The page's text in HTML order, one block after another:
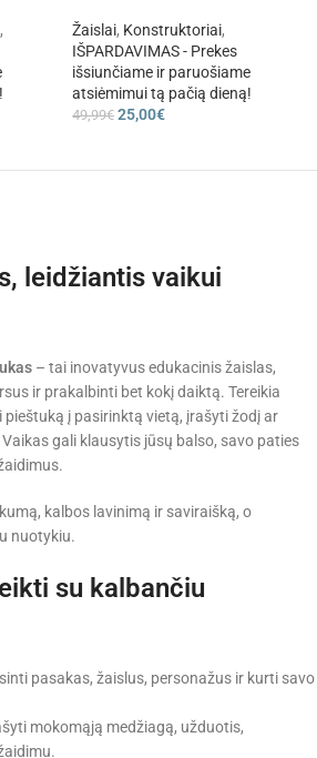
,
Žaislai, Konstruktoriai,
IŠPARDAVIMAS - Prekes
išsiunčiame ir paruošiame
atsiėmimui tą pačią dieną!
49,99€ 25,00€
leidžiantis vaikui
– tai inovatyvus edukacinis žaislas,
ir prakalbinti bet kokį daiktą. Tereikia
į pasirinktą vietą, įrašyti žodį ar
gali klausytis jūsų balso, savo paties
kalbos lavinimą ir saviraišką, o
nuotykiu.
su kalbančiu
pasakas, žaislus, personažus ir kurti savo
mokomąją medžiagą, užduotis,